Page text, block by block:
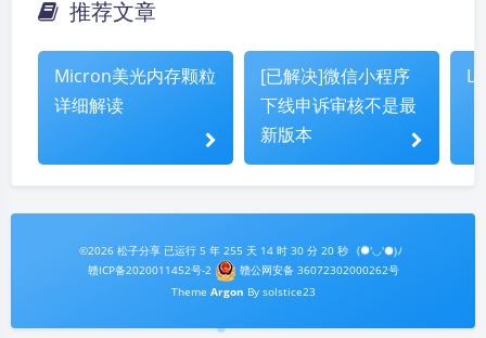
夜间模式
推荐文章
Micron美光内存颗粒
详细解读
[已解决]微信小程序
下线申诉审核不是最
新版本
©2026 松子分享已运行 5 年 255 天 14 时 30 分 21 秒 (●'◡'●)ﾉ
赣ICP备2020011452号-2
赣公网安备 36072302000262号
Theme Argon By solstice23